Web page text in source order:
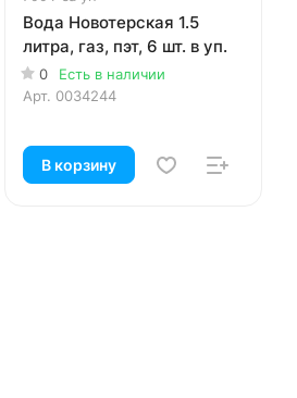
Вода Новотерская 1.5
литра, газ, пэт, 6 шт. в уп.
0
Есть в наличии
Арт. 0034244
В корзину